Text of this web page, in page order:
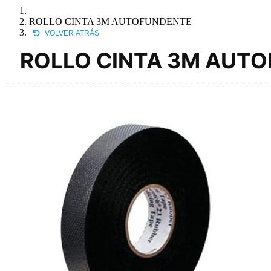
ROLLO CINTA 3M AUTOFUNDENTE
VOLVER ATRÁS
ROLLO CINTA 3M